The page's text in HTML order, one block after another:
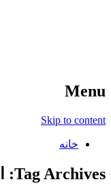
Menu
Skip to content
خانه
Tag Archives: